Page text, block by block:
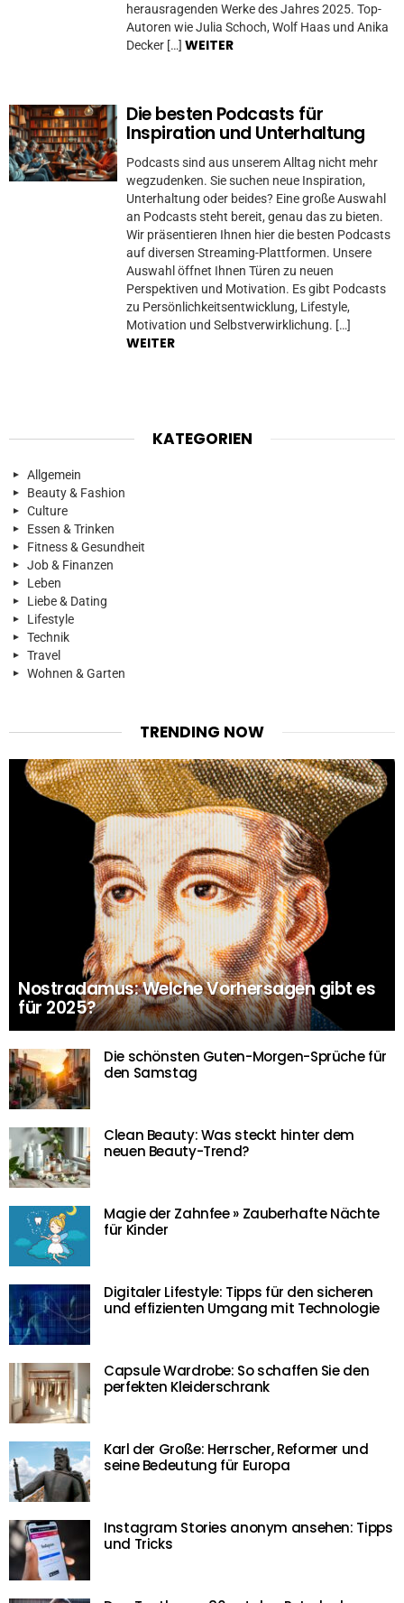
herausragenden Werke des Jahres 2025. Top-
Autoren wie Julia Schoch, Wolf Haas und Anika
Decker […] WEITER
Die besten Podcasts für
Inspiration und Unterhaltung
Podcasts sind aus unserem Alltag nicht mehr
wegzudenken. Sie suchen neue Inspiration,
Unterhaltung oder beides? Eine große Auswahl
an Podcasts steht bereit, genau das zu bieten.
Wir präsentieren Ihnen hier die besten Podcasts
auf diversen Streaming-Plattformen. Unsere
Auswahl öffnet Ihnen Türen zu neuen
Perspektiven und Motivation. Es gibt Podcasts
zu Persönlichkeitsentwicklung, Lifestyle,
Motivation und Selbstverwirklichung. […]
WEITER
KATEGORIEN
Allgemein
Beauty & Fashion
Culture
Essen & Trinken
Fitness & Gesundheit
Job & Finanzen
Leben
Liebe & Dating
Lifestyle
Technik
Travel
Wohnen & Garten
TRENDING NOW
Nostradamus: Welche Vorhersagen gibt es
für 2025?
Die schönsten Guten-Morgen-Sprüche für
den Samstag
Clean Beauty: Was steckt hinter dem
neuen Beauty-Trend?
Magie der Zahnfee » Zauberhafte Nächte
für Kinder
Digitaler Lifestyle: Tipps für den sicheren
und effizienten Umgang mit Technologie
Capsule Wardrobe: So schaffen Sie den
perfekten Kleiderschrank
Karl der Große: Herrscher, Reformer und
seine Bedeutung für Europa
Instagram Stories anonym ansehen: Tipps
und Tricks